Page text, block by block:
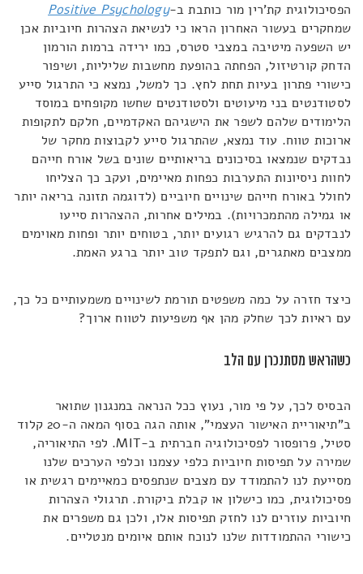
הפסיכולוגית קת'רין מור כותבת ב-Positive Psychology
שמחקרים בעשור האחרון הראו כי לנשיאת הצהרות חיוביות אכן
יש השפעה מיטיבה במצבי סטרס, כמו ירידה ברמות הורמון
הדחק קורטיזול, הפחתה בהופעת מחשבות שליליות, ושיפור
כישורי פתרון בעיות תחת לחץ. כך למשל, נמצא כי התרגול סייע
לסטודנטים בני מיעוטים ולסטודנטים שחשו מקופחים במוסד
הלימודים שלהם לשפר את הישגיהם האקדמיים, חלקם לתקופות
ארוכות טווח. עוד נמצא, שהתרגול סייע לקבוצות מחקר של
נבדקים שנמצאו בסיכונים בריאותיים שונים בשל אורח חייהם
לחוות ניסיונות התערבות כפחות מאיימים, ועקב כך הצליחו
לחולל באורח חייהם שינויים חיוביים (לדוגמה תזונה בריאה יותר
או גמילה מהתמכרויות). במילים אחרות, ההצהרות סייעו
לנבדקים גם להרגיש רגועים יותר, בטוחים יותר ופחות מאוימים
ממצבים מאתגרים, וגם לתפקד טוב יותר ברגע האמת.
כיצד חזרה על כמה משפטים תורמת לשינויים משמעותיים כל כך,
עם ראיות לכך שחלק מהן אף משפיעות לטווח ארוך?
כשהראש מסתנכרן עם הלב
הבסיס לכך, על פי מור, נעוץ ככל הנראה במנגנון שתואר
ב"תיאוריית האישור העצמי", אותה הגה בסוף המאה ה-20 קלוד
סטיל, פרופסור לפסיכולוגיה חברתית ב-MIT. לפי התיאוריה,
שמירה על תפיסות חיוביות כלפי עצמנו וכלפי הערכים שלנו
מסייעת לנו להתמודד עם מצבים שנתפסים כמאיימים רגשית או
פסיכולוגית, כמו כישלון או קבלת ביקורת. תרגולי הצהרות
חיוביות עוזרים לנו לחזק תפיסות אלו, ולכן גם משפרים את
כישורי ההתמודדות שלנו לנוכח אותם איומים מנטליים.